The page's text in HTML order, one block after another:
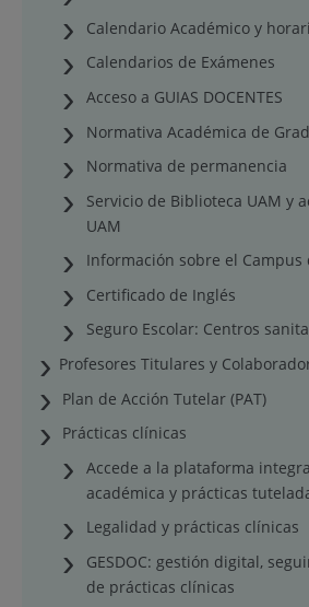
Calendario Académico y
Calendarios de Exámenes
Acceso a GUIAS DOCENTES
Normativa Académica de
Normativa de permanencia
Servicio de Biblioteca UAM y
UAM
Información sobre el Campus
Certificado de Inglés
Seguro Escolar: Centros
Profesores Titulares y
Plan de Acción Tutelar (PAT)
Prácticas clínicas
Accede a la plataforma
académica y prácticas
Legalidad y prácticas clínicas
GESDOC: gestión digital,
de prácticas clínicas